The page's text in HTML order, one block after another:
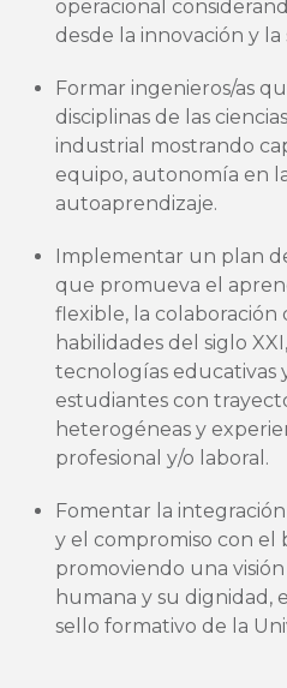
operacional
desde la innovación y
Formar ingenieros/as
disciplinas de las
industrial mostrando
equipo, autonomía en
autoaprendizaje.
Implementar un plan
que promueva el
flexible, la
habilidades del siglo
tecnologías educativas
estudiantes con
heterogéneas y
profesional y/o laboral.
Fomentar la
y el compromiso con el
promoviendo una
humana y su dignidad,
sello formativo de la